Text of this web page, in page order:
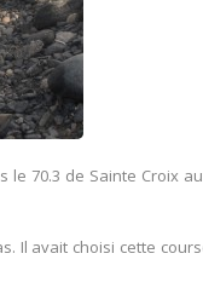
le 70.3 de Sainte Croix
Il avait choisi cette